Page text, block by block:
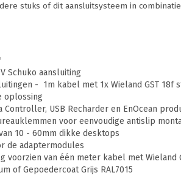
stuks of dit aansluitsysteem in
Schuko aansluiting
- 1m kabel met 1x Wieland GST 18f
oplossing
USB Recharder en EnOcean
voor eenvoudige antislip
10 - 60mm dikke desktops
de adaptermodules
voorzien van één meter kabel met Wieland
of Gepoedercoat Grijs RAL7015